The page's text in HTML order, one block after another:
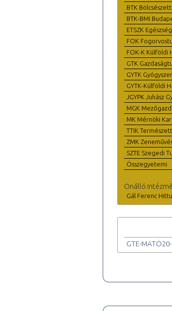
BTK
BTK-BMI
ETSZK
FOK
FOK-K Külföldi
GTK
GYTK
GYTK-Külföldi
JGYPK Juhász
MGK
MK Mérnöki Kar
TTIK
ZMK
SZTE Szegedi
Összegyetemi
Önálló
Gál Ferenc
GTE-